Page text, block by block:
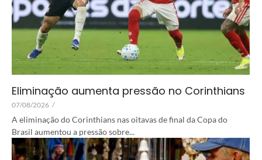
Eliminação aumenta pressão no Corinthians
07/08/2026 /
A eliminação do Corinthians nas oitavas de final da Copa do
Brasil aumentou a pressão sobre...